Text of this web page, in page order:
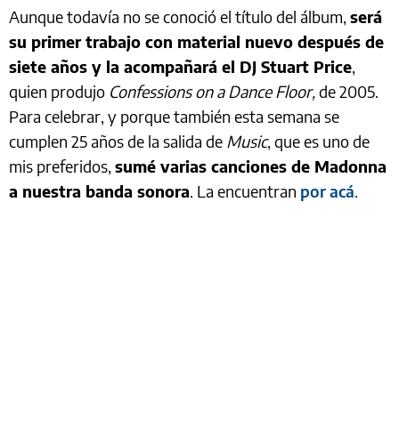
Aunque todavía no se conoció el título del álbum, será
su primer trabajo con material nuevo después de
siete años y la acompañará el DJ Stuart Price
quien produjo Confessions on a Dance Floor, de 2005.
Para celebrar, y porque también esta semana se
cumplen 25 años de la salida de Music, que es uno de
mis preferidos, sumé varias canciones de Madonna
a nuestra banda sonora . La encuentran por acá